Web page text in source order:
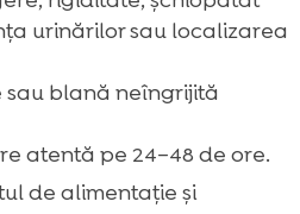
urinărilor sau localizarea
blană neîngrijită
atentă pe 24–48 de ore.
de alimentație și